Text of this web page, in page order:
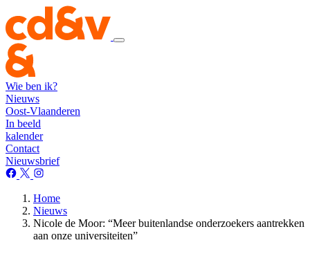
Wie ben ik?
Nieuws
Oost-Vlaanderen
In beeld
kalender
Contact
Nieuwsbrief
Home
Nieuws
Nicole de Moor: “Meer buitenlandse onderzoekers aantrekken
aan onze universiteiten”